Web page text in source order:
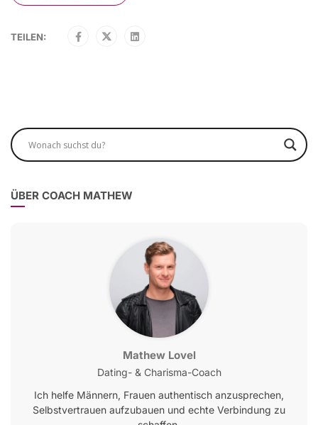
TEILEN:
ÜBER COACH MATHEW
Mathew Lovel
Dating- & Charisma-Coach
Ich helfe Männern, Frauen authentisch anzusprechen,
Selbstvertrauen aufzubauen und echte Verbindung zu